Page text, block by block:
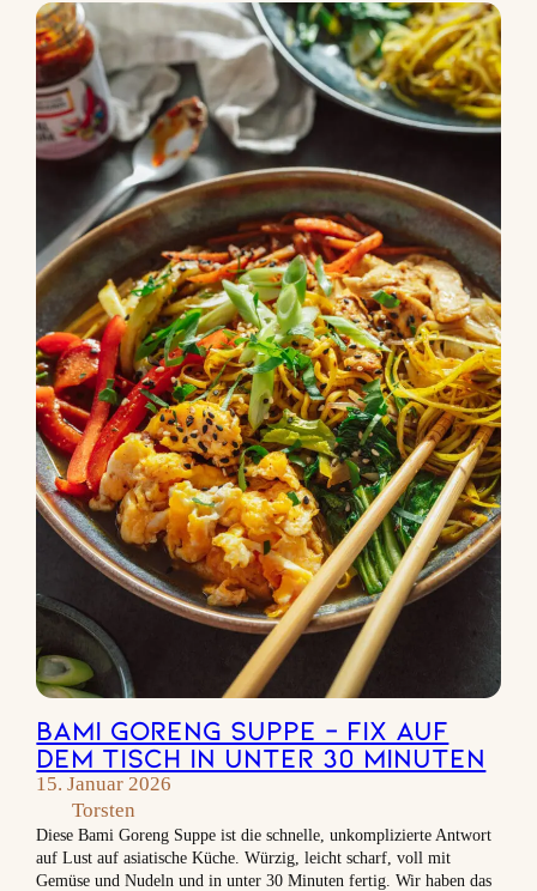
Bami Goreng Suppe – Fix auf
dem Tisch in unter 30 Minuten
15. Januar 2026
Torsten
Diese Bami Goreng Suppe ist die schnelle, unkomplizierte Antwort
auf Lust auf asiatische Küche. Würzig, leicht scharf, voll mit
Gemüse und Nudeln und in unter 30 Minuten fertig. Wir haben das